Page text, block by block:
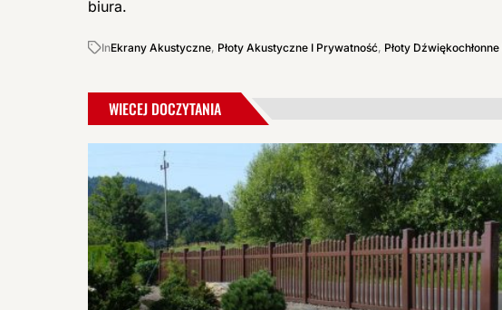
biura.
InEkrany Akustyczne, Płoty Akustyczne I Prywatność, Płoty
WIECEJ DOCZYTANIA